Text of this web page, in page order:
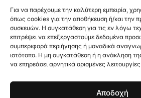
Για να παρέχουμε την καλύτερη εμπειρία,
όπως cookies για την αποθήκευση ή/και την
συσκευών. Η συγκατάθεση για τις εν λόγω
επιτρέψει να επεξεργαστούμε δεδομένα
συμπεριφορά περιήγησης ή μοναδικά
ιστότοπο. Η μη συγκατάθεση ή η ανάκληση
να επηρεάσει αρνητικά ορισμένες
Αποδοχή
λογαριασμός
μου
Κατάστημα
Ποιοι Είμαστε
Gallery
Τρόποι
Πολιτική